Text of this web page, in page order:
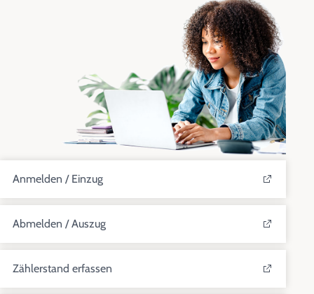
Anmelden / Einzug
Abmelden / Auszug
Zählerstand erfassen